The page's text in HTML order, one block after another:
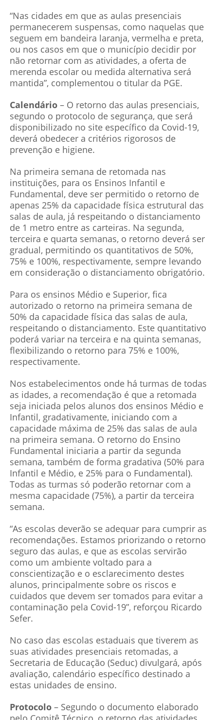
“Nas cidades em que as aulas presenciais
permanecerem suspensas, como naquelas que
seguem em bandeira laranja, vermelha e preta,
ou nos casos em que o município decidir por
não retornar com as atividades, a oferta de
merenda escolar ou medida alternativa será
mantida”, complementou o titular da PGE.
Calendário – O retorno das aulas presenciais,
segundo o protocolo de segurança, que será
disponibilizado no site específico da Covid-19,
deverá obedecer a critérios rigorosos de
prevenção e higiene.
Na primeira semana de retomada nas
instituições, para os Ensinos Infantil e
Fundamental, deve ser permitido o retorno de
apenas 25% da capacidade física estrutural das
salas de aula, já respeitando o distanciamento
de 1 metro entre as carteiras. Na segunda,
terceira e quarta semanas, o retorno deverá ser
gradual, permitindo os quantitativos de 50%,
75% e 100%, respectivamente, sempre levando
em consideração o distanciamento obrigatório.
Para os ensinos Médio e Superior, fica
autorizado o retorno na primeira semana de
50% da capacidade física das salas de aula,
respeitando o distanciamento. Este quantitativo
poderá variar na terceira e na quinta semanas,
flexibilizando o retorno para 75% e 100%,
respectivamente.
Nos estabelecimentos onde há turmas de todas
as idades, a recomendação é que a retomada
seja iniciada pelos alunos dos ensinos Médio e
Infantil, gradativamente, iniciando com a
capacidade máxima de 25% das salas de aula
na primeira semana. O retorno do Ensino
Fundamental iniciaria a partir da segunda
semana, também de forma gradativa (50% para
Infantil e Médio, e 25% para o Fundamental).
Todas as turmas só poderão retornar com a
mesma capacidade (75%), a partir da terceira
semana.
“As escolas deverão se adequar para cumprir as
recomendações. Estamos priorizando o retorno
seguro das aulas, e que as escolas servirão
como um ambiente voltado para a
conscientização e o esclarecimento destes
alunos, principalmente sobre os riscos e
cuidados que devem ser tomados para evitar a
contaminação pela Covid-19”, reforçou Ricardo
Sefer.
No caso das escolas estaduais que tiverem as
suas atividades presenciais retomadas, a
Secretaria de Educação (Seduc) divulgará, após
avaliação, calendário específico destinado a
estas unidades de ensino.
Protocolo – Segundo o documento elaborado